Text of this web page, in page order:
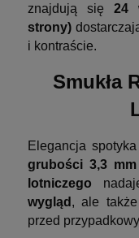
znajdują się 24
strony)
i kontraście.
Smukła
Elegancja
grubości 3,3 mm
lotniczego
wygląd , ale
przed